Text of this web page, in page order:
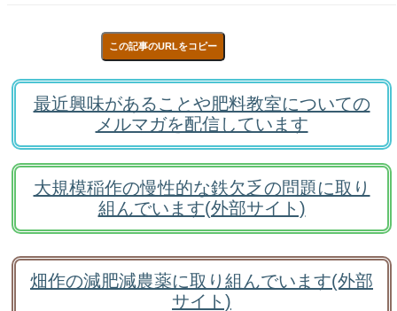
この記事のURLをコピー
最近興味があることや肥料教室についての
メルマガを配信しています
大規模稲作の慢性的な鉄欠乏の問題に取り
組んでいます(外部サイト)
畑作の減肥減農薬に取り組んでいます(外部
サイト)